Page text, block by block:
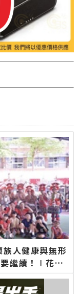
人健康與無形
繼續！∣花蓮
今日新聞報導